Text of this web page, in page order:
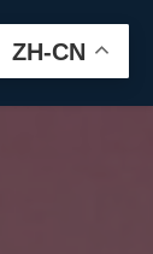

ZH-CN